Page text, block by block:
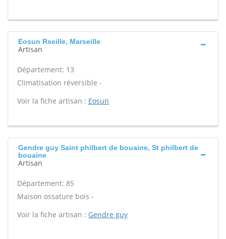
Eosun Rseille, Marseille
Artisan
Département: 13
Climatisation réversible -
Voir la fiche artisan : Eosun
Gendre guy Saint philbert de bouaine, St philbert de
bouaine
Artisan
Département: 85
Maison ossature bois -
Voir la fiche artisan : Gendre guy